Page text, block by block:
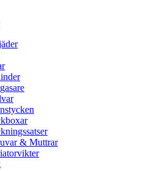
& Muttrar